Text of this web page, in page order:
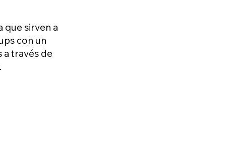
que sirven a
con un
a través de